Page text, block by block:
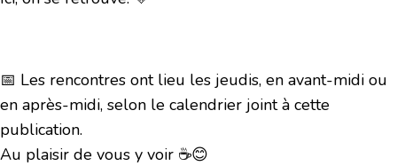
📅 Les rencontres ont lieu les jeudis, en avant-midi ou
en après-midi, selon le calendrier joint à cette
publication.
Au plaisir de vous y voir ☕😊